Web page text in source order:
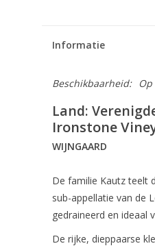
Informatie
Beschikbaarheid:
Land:
Ironstone
WIJNGAARD
De familie Kautz teelt
sub-appellatie van de
gedraineerd en ideaal
De rijke, dieppaarse